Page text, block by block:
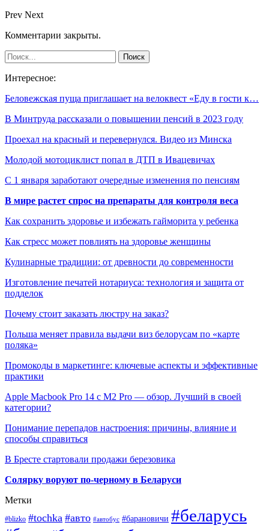
Prev Next
Комментарии закрыты.
Интересное:
Беловежская пуща приглашает на велоквест «Еду в гости к…
В Минтруда рассказали о повышении пенсий в 2023 году
Проехал на красный и перевернулся. Видео из Минска
Молодой мотоциклист попал в ДТП в Ивацевичах
С 1 января заработают очередные изменения по пенсиям
В мире растет спрос на препараты для контроля веса
Как сохранить здоровье и избежать гайморита у ребенка
Как стресс может повлиять на здоровье женщины
Кулинарные традиции: от древности до современности
Изготовление печатей нотариуса: технология и защита от
подделок
Почему стоит заказать люстру на заказ?
Польша меняет правила выдачи виз белорусам по «карте
поляка»
Промокоды в маркетинге: ключевые аспекты и эффективные
практики
Apple Macbook Pro 14 с M2 Pro — обзор. Лучший в своей
категории?
Понимание перепадов настроения: причины, влияние и
способы справиться
В Бресте стартовали продажи березовика
Солярку воруют по-черному в Беларуси
Метки
#blizko #tochka #авто #автобус #барановичи #беларусь